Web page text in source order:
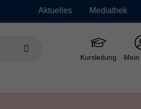
Aktuelles Mediathek
Kursleitung Mein